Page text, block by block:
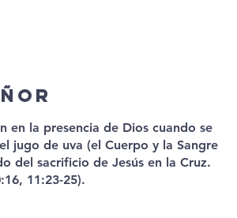
en la presencia de Dios cuando se
jugo de uva (el Cuerpo y la Sangre
del sacrificio de Jesús en la Cruz.
11:23-25).